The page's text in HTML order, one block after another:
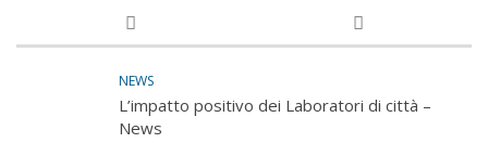
NEWS
L’impatto positivo dei Laboratori di città –
News